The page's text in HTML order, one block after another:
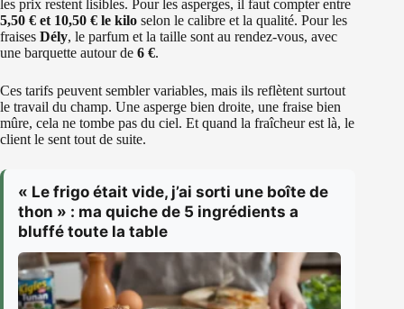
les prix restent lisibles. Pour les asperges, il faut compter entre
5,50 € et 10,50 € le kilo selon le calibre et la qualité. Pour les
fraises Dély, le parfum et la taille sont au rendez-vous, avec
une barquette autour de 6 €.
Ces tarifs peuvent sembler variables, mais ils reflètent surtout
le travail du champ. Une asperge bien droite, une fraise bien
mûre, cela ne tombe pas du ciel. Et quand la fraîcheur est là, le
client le sent tout de suite.
« Le frigo était vide, j’ai sorti une boîte de
thon » : ma quiche de 5 ingrédients a
bluffé toute la table